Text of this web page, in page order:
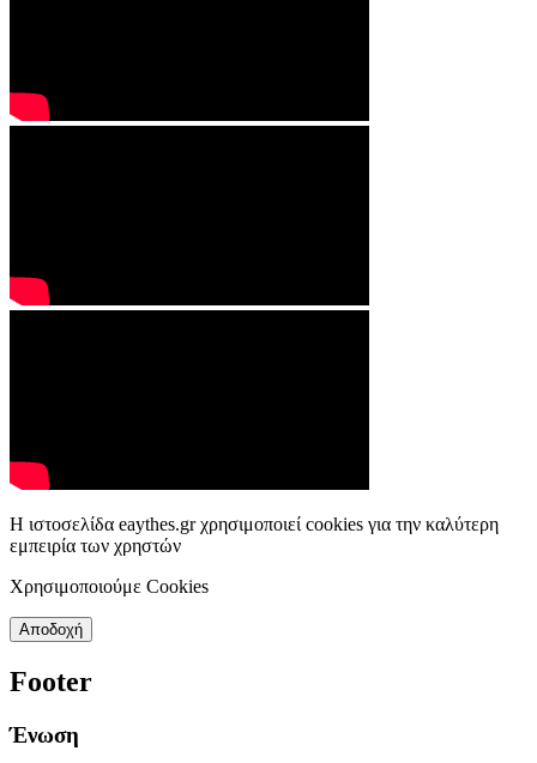
Η ιστοσελίδα eaythes.gr χρησιμοποιεί cookies για την καλύτερη
εμπειρία των χρηστών
Χρησιμοποιούμε Cookies
Αποδοχή
Footer
Ένωση